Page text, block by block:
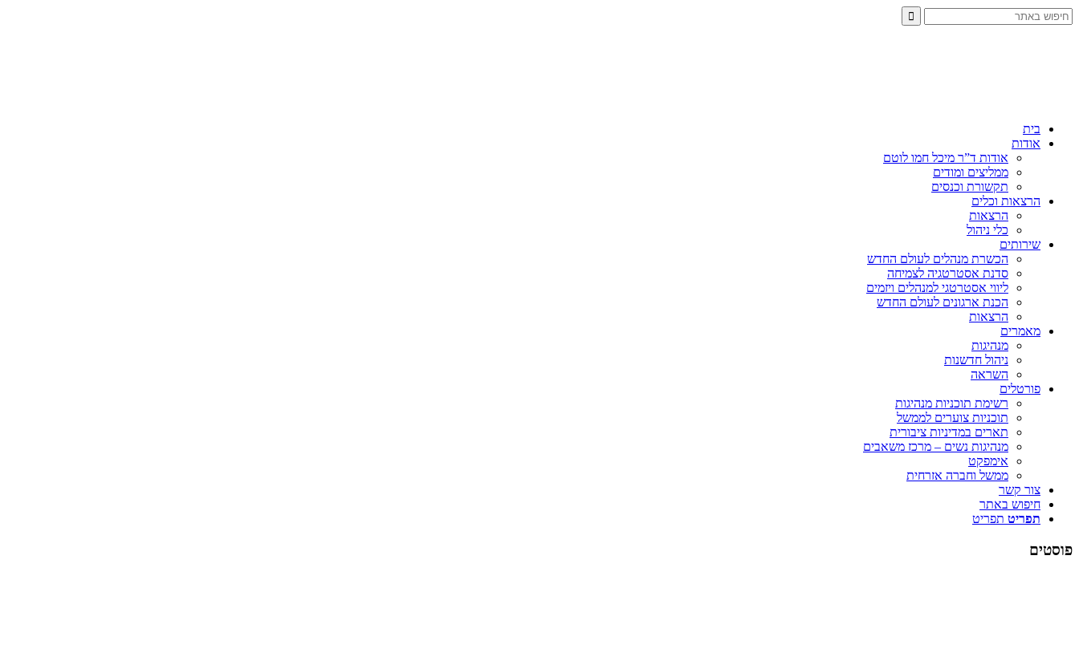
בית
אודות
אודות ד”ר מיכל חמו לוטם
ממליצים ומודים
תקשורת וכנסים
הרצאות וכלים
הרצאות
כלי ניהול
שירותים
הכשרת מנהלים לעולם החדש
סדנת אסטרטגיה לצמיחה
ליווי אסטרטגי למנהלים ויזמים
הכנת ארגונים לעולם החדש
הרצאות
מאמרים
מנהיגות
ניהול חדשנות
השראה
פורטלים
רשימת תוכניות מנהיגות
תוכניות צוערים לממשל
תארים במדיניות ציבורית
מנהיגות נשים – מרכז משאבים
אימפקט
ממשל וחברה אזרחית
צור קשר
חיפוש באתר
תפריט תפריט
פוסטים